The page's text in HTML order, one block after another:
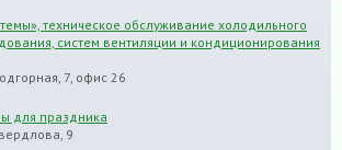
техническое обслуживание холодильного
систем вентиляции и кондиционирования
7, офис 26
для праздника
9